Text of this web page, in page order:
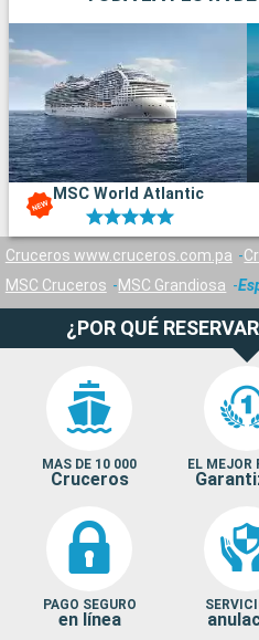
MSC World Atlantic
Cruceros www.cruceros.com.pa
MSC Cruceros
MSC Grandiosa
¿POR QUÉ
MAS DE 10 000
Cruceros
EL MEJOR
PAGO SEGURO
en línea